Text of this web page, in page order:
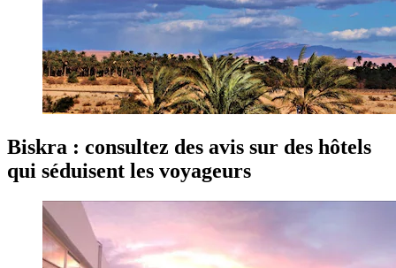
Biskra : consultez des avis sur des hôtels
qui séduisent les voyageurs